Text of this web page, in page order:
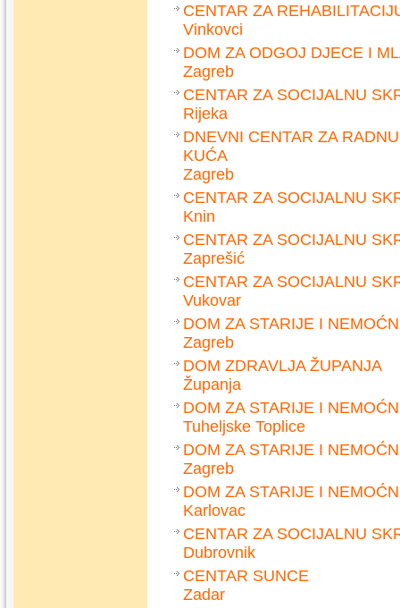
CENTAR ZA
Vinkovci
DOM ZA ODGOJ DJECE I
Zagreb
CENTAR ZA SOCIJALNU
Rijeka
DNEVNI CENTAR ZA
KUĆA
Zagreb
CENTAR ZA SOCIJALNU
Knin
CENTAR ZA SOCIJALNU
Zaprešić
CENTAR ZA SOCIJALNU
Vukovar
DOM ZA STARIJE I
Zagreb
DOM ZDRAVLJA ŽUPANJA
Županja
DOM ZA STARIJE I
Tuheljske Toplice
DOM ZA STARIJE I
Zagreb
DOM ZA STARIJE I
Karlovac
CENTAR ZA SOCIJALNU
Dubrovnik
CENTAR SUNCE
Zadar